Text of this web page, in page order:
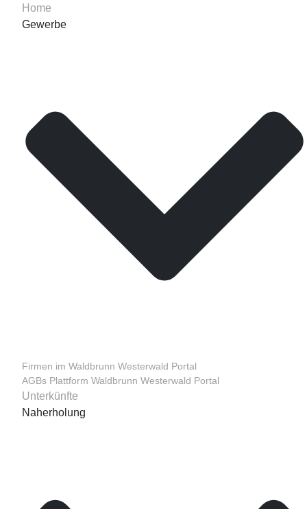
Home
Gewerbe
Firmen im Waldbrunn Westerwald Portal
AGBs Plattform Waldbrunn Westerwald Portal
Unterkünfte
Naherholung